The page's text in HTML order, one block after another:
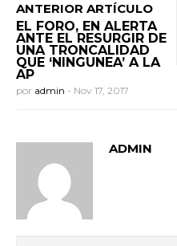
ANTERIOR ARTÍCULO
EL FORO, EN ALERTA
ANTE EL RESURGIR DE
UNA TRONCALIDAD
QUE ‘NINGUNEA’ A LA
AP
por admin - Nov 17, 2017
ADMIN